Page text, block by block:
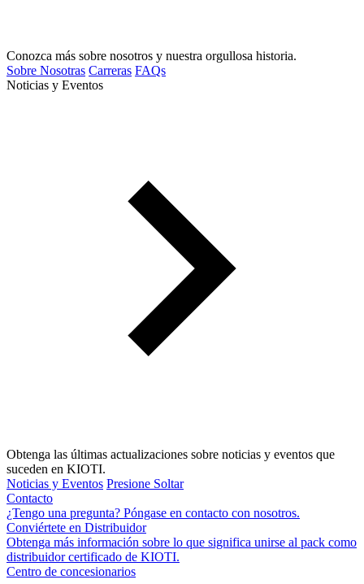
Conozca más sobre nosotros y nuestra orgullosa historia.
Sobre Nosotras Carreras FAQs
Noticias y Eventos
Obtenga las últimas actualizaciones sobre noticias y eventos que
suceden en KIOTI.
Noticias y Eventos Presione Soltar
Contacto
¿Tengo una pregunta? Póngase en contacto con nosotros.
Conviértete en Distribuidor
Obtenga más información sobre lo que significa unirse al pack como
distribuidor certificado de KIOTI.
Centro de concesionarios